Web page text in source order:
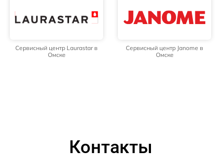
Сервисный центр Laurastar в
Омске
Сервисный центр Janome в
Омске
Контакты